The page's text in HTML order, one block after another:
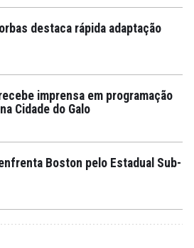
destaca rápida adaptação
imprensa em programação
Cidade do Galo
Boston pelo Estadual Sub-